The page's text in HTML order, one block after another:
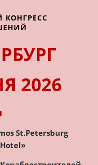
КОНГРЕСС
2026
St.Petersburg